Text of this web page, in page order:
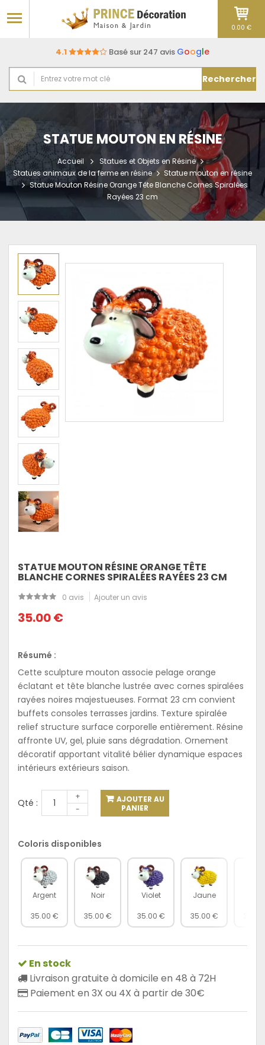
4.1 Basé sur 247 avis Google
Rechercher
0.00 €
STATUE MOUTON EN RÉSINE
Accueil
Statues et Objets en Résine
Statues animaux de la ferme en résine
Statue mouton en résine
Statue Mouton Résine Orange Tête Blanche Cornes Spiralées
Rayées 23 cm
STATUE MOUTON RÉSINE ORANGE TÊTE
BLANCHE CORNES SPIRALÉES RAYÉES 23 CM
0 avis Ajouter un avis
35.00 €
Résumé :
Cette sculpture mouton associe pelage orange
éclatant et tête blanche lustrée avec cornes spiralées
rayées noires majestueuses. Format 23 cm convient
buffets consoles terrasses jardins. Texture spiralée
relief structure surface corporelle entièrement. Résine
affronte UV, gel, pluie sans dégradation. Ornement
décoratif apportant vitalité bélier dynamique espaces
intérieurs extérieurs saison.
Qté :
+
-
AJOUTER AU
PANIER
Coloris disponibles
Argent
35.00 €
Noir
35.00 €
Violet
35.00 €
Jaune
35.00 €
En stock
Livraison gratuite à domicile en 48 à 72H
Paiement en 3X ou 4X à partir de 30€